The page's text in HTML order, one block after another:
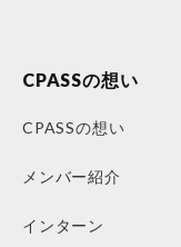
CPASSの想い
CPASSの想い
メンバー紹介
インターン